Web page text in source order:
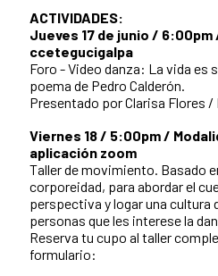
ACTIVIDADES:
Jueves 17 de junio /
ccetegucigalpa
Foro - Video danza: La vida es
poema de Pedro Calderón.
Presentado por Clarisa Flores /
Viernes 18 / 5:00pm /
aplicación zoom
Taller de movimiento. Basado
corporeidad, para abordar el
perspectiva y logar una cultura
personas que les interese la
Reserva tu cupo al taller
formulario: